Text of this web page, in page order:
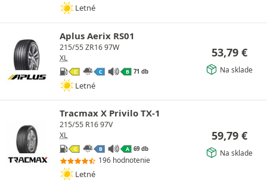
Letné
Aplus Aerix RS01
215/55 ZR16 97W
XL
C C B 71 db
Letné
53,79 €
Na sklade
Tracmax X Privilo TX-1
215/55 R16 97V
XL
C B A 69 db
196 hodnotenie
Letné
59,79 €
Na sklade